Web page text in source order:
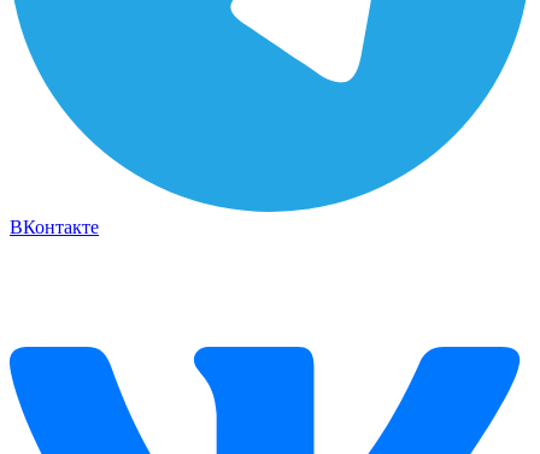
ВКонтакте